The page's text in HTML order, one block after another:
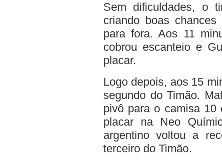
Sem dificuldades, o
criando boas
para fora. Aos 11
cobrou escanteio e
placar.
Logo depois, aos 15
segundo do Timão.
pivô para o camisa 10
placar na Neo
argentino voltou a
terceiro do Timão.